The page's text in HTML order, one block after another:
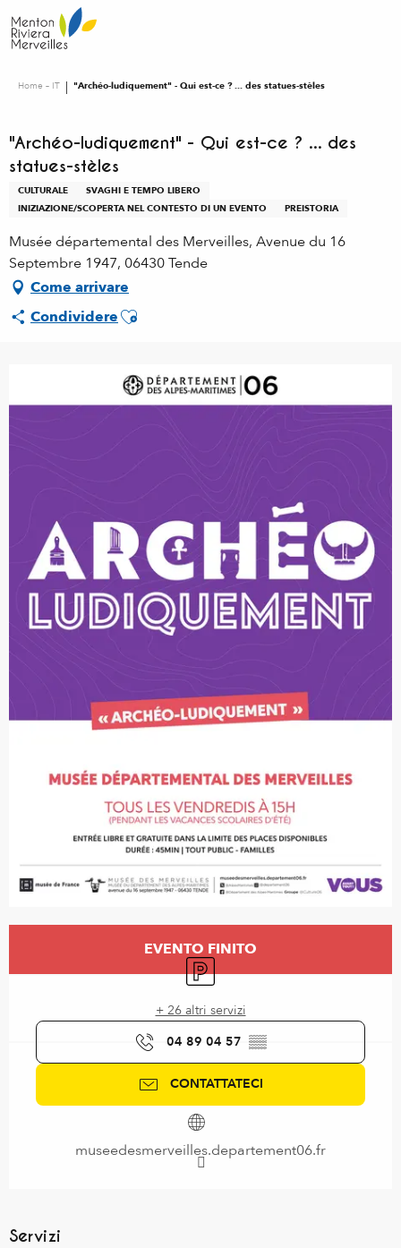
au
contenu
Home – IT "Archéo-ludiquement" - Qui est-ce ? ... des statues-stèles
"Archéo-ludiquement" - Qui est-ce ? ... des
statues-stèles
CULTURALE
SVAGHI E TEMPO LIBERO
INIZIAZIONE/SCOPERTA NEL CONTESTO DI UN EVENTO
PREISTORIA
Musée départemental des Merveilles, Avenue du 16
Septembre 1947, 06430 Tende
Come arrivare
CondividereAjouter aux favoris
EVENTO FINITO
Parcheggio
+ 26 altri servizi
04 89 04 57 ▒▒
CONTATTATECI
museedesmerveilles.departement06.fr
Servizi